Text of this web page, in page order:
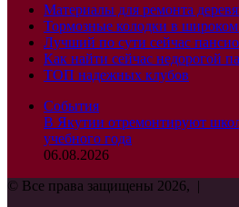
Материалы для ремонта
Тормозные колодки в широком
Лучший по сути сейчас
Как найти сейчас недорогой
ТОП надежных клубов
События
В Якутии отремонтируют
учебного года
06.08.2026
© Все права защищены 2026, |